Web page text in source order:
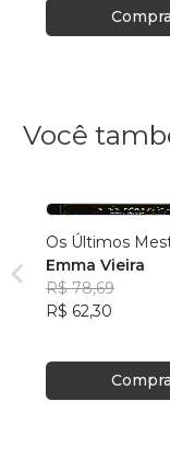
Você
Os Últimos
Emma Vieira
R$ 78,69
R$ 62,30